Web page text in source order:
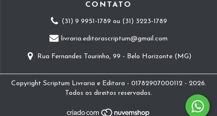
CONTATO
(31) 9 9951-1789 ou (31) 3223-1789
livraria.editorascriptum@gmail.com
Rua Fernandes Tourinho, 99 - Belo Horizonte (MG)
Copyright Scriptum Livraria e Editora - 01782907000112 - 2026.
Todos os direitos reservados.